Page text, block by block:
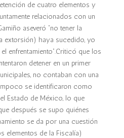
de cuatro elementos y
relacionados con un
aseveró “no tener la
extorsión) haya sucedido, yo
enfrentamiento”.Criticó que los
detener en un primer
no contaban con una
se identificaron como
Estado de México, lo que
después se supo quiénes
se da por una cuestión
elementos de la Fiscalía)